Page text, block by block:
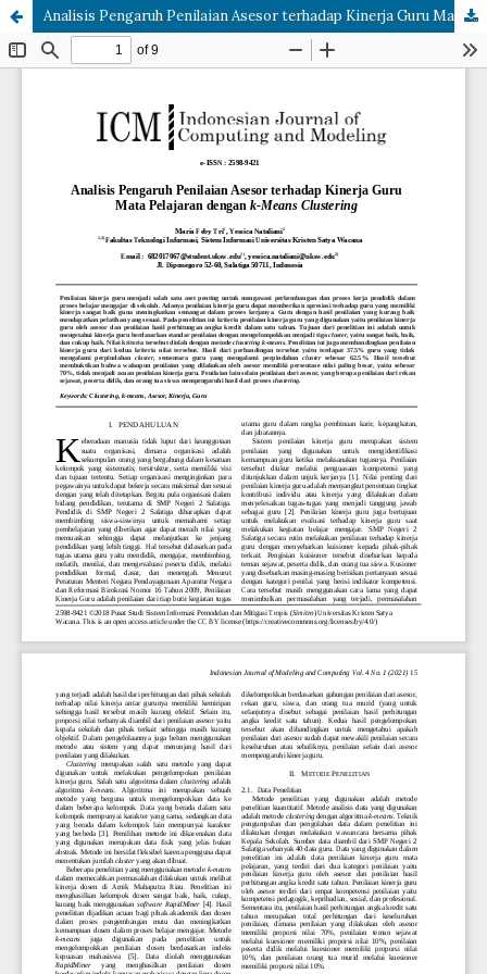
Analisis Pengaruh Penilaian Asesor terhadap Kinerja Guru Mata Pelajaran dengan k-Means Clustering